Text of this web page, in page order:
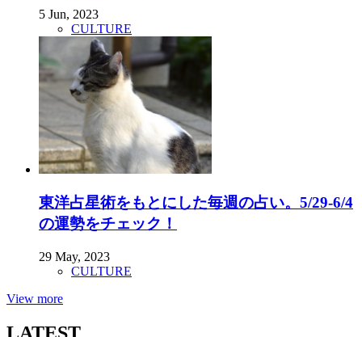
5 Jun, 2023
CULTURE
東洋占星術をもとにした毎週の占い。5/29-6/4
の運勢をチェック！
29 May, 2023
CULTURE
View more
LATEST